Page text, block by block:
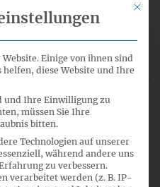
Standards 2015 in
In Band 1 und Band 2 sind
lesen
–
Mit
Einige von ihnen sind
diese Website und Ihre
und Ihre Einwilligung zu
müssen Sie Ihre
bitten.
Technologien auf unserer
während andere uns
zu verbessern.
verarbeitet werden (z. B. IP-